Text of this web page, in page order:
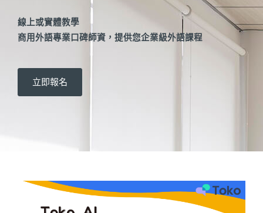
線上或實體教學
商用外語專業口碑師資，提供您企業級外語課程
立即報名